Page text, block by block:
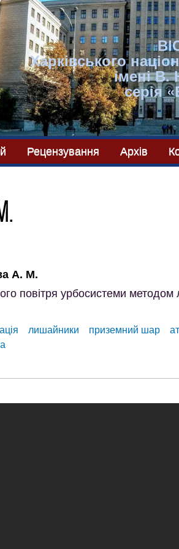
Харківського
імені В.
серія
Рецензування Архів
А. М.
повітря урбосистеми методом
лишайники приземний шар